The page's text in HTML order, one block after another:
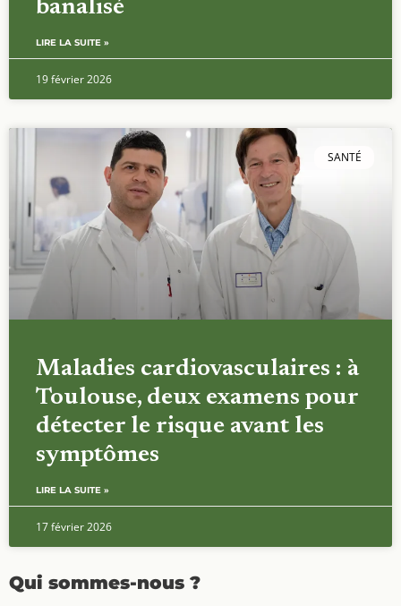
banalisé
LIRE LA SUITE »
19 février 2026
SANTÉ
Maladies cardiovasculaires : à
Toulouse, deux examens pour
détecter le risque avant les
symptômes
LIRE LA SUITE »
17 février 2026
Qui sommes-nous ?